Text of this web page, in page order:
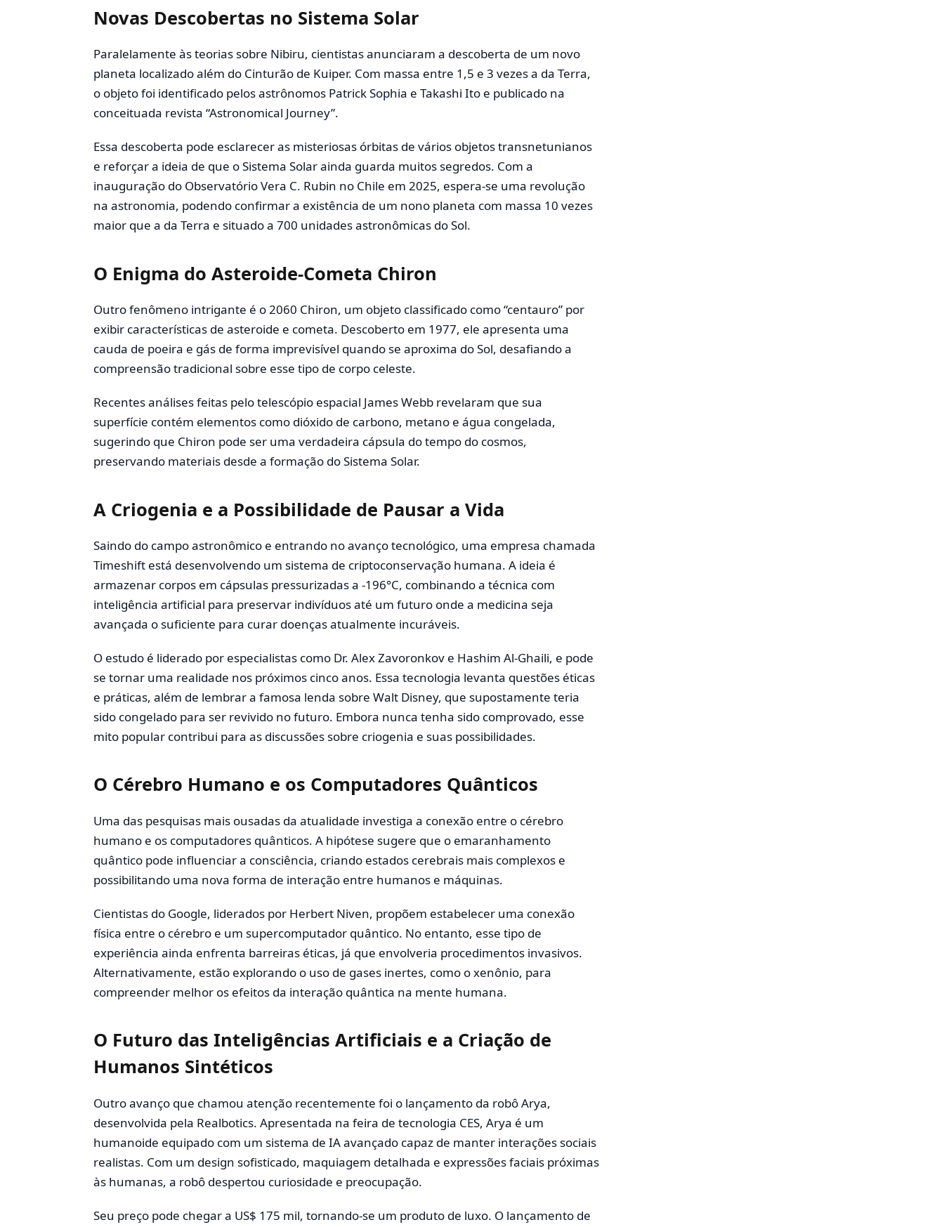
Novas Descobertas no Sistema Solar
Paralelamente às teorias sobre Nibiru, cientistas anunciaram a descoberta de um novo
planeta localizado além do Cinturão de Kuiper. Com massa entre 1,5 e 3 vezes a da Terra,
o objeto foi identificado pelos astrônomos Patrick Sophia e Takashi Ito e publicado na
conceituada revista “Astronomical Journey”.
Essa descoberta pode esclarecer as misteriosas órbitas de vários objetos transnetunianos
e reforçar a ideia de que o Sistema Solar ainda guarda muitos segredos. Com a
inauguração do Observatório Vera C. Rubin no Chile em 2025, espera-se uma revolução
na astronomia, podendo confirmar a existência de um nono planeta com massa 10 vezes
maior que a da Terra e situado a 700 unidades astronômicas do Sol.
O Enigma do Asteroide-Cometa Chiron
Outro fenômeno intrigante é o 2060 Chiron, um objeto classificado como “centauro” por
exibir características de asteroide e cometa. Descoberto em 1977, ele apresenta uma
cauda de poeira e gás de forma imprevisível quando se aproxima do Sol, desafiando a
compreensão tradicional sobre esse tipo de corpo celeste.
Recentes análises feitas pelo telescópio espacial James Webb revelaram que sua
superfície contém elementos como dióxido de carbono, metano e água congelada,
sugerindo que Chiron pode ser uma verdadeira cápsula do tempo do cosmos,
preservando materiais desde a formação do Sistema Solar.
A Criogenia e a Possibilidade de Pausar a Vida
Saindo do campo astronômico e entrando no avanço tecnológico, uma empresa chamada
Timeshift está desenvolvendo um sistema de criptoconservação humana. A ideia é
armazenar corpos em cápsulas pressurizadas a -196°C, combinando a técnica com
inteligência artificial para preservar indivíduos até um futuro onde a medicina seja
avançada o suficiente para curar doenças atualmente incuráveis.
O estudo é liderado por especialistas como Dr. Alex Zavoronkov e Hashim Al-Ghaili, e pode
se tornar uma realidade nos próximos cinco anos. Essa tecnologia levanta questões éticas
e práticas, além de lembrar a famosa lenda sobre Walt Disney, que supostamente teria
sido congelado para ser revivido no futuro. Embora nunca tenha sido comprovado, esse
mito popular contribui para as discussões sobre criogenia e suas possibilidades.
O Cérebro Humano e os Computadores Quânticos
Uma das pesquisas mais ousadas da atualidade investiga a conexão entre o cérebro
humano e os computadores quânticos. A hipótese sugere que o emaranhamento
quântico pode influenciar a consciência, criando estados cerebrais mais complexos e
possibilitando uma nova forma de interação entre humanos e máquinas.
Cientistas do Google, liderados por Herbert Niven, propõem estabelecer uma conexão
física entre o cérebro e um supercomputador quântico. No entanto, esse tipo de
experiência ainda enfrenta barreiras éticas, já que envolveria procedimentos invasivos.
Alternativamente, estão explorando o uso de gases inertes, como o xenônio, para
compreender melhor os efeitos da interação quântica na mente humana.
O Futuro das Inteligências Artificiais e a Criação de
Humanos Sintéticos
Outro avanço que chamou atenção recentemente foi o lançamento da robô Arya,
desenvolvida pela Realbotics. Apresentada na feira de tecnologia CES, Arya é um
humanoide equipado com um sistema de IA avançado capaz de manter interações sociais
realistas. Com um design sofisticado, maquiagem detalhada e expressões faciais próximas
às humanas, a robô despertou curiosidade e preocupação.
Seu preço pode chegar a US$ 175 mil, tornando-se um produto de luxo. O lançamento de